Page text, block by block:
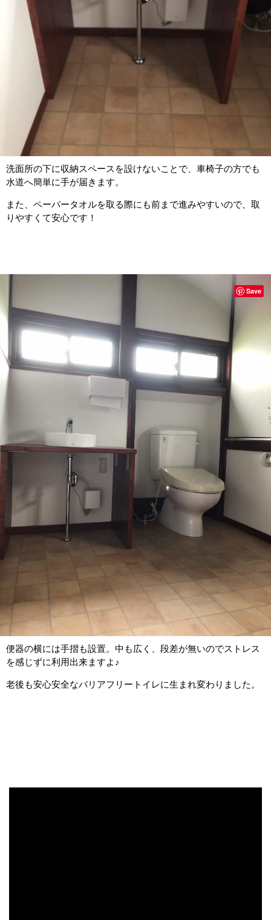
洗面所の下に収納スペースを設けないことで、車椅子の方でも
水道へ簡単に手が届きます。
また、ペーパータオルを取る際にも前まで進みやすいので、取
りやすくて安心です！
便器の横には手摺も設置。中も広く、段差が無いのでストレス
を感じずに利用出来ますよ♪
老後も安心安全なバリアフリートイレに生まれ変わりました。
Save